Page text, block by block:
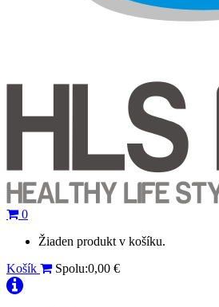
0
Žiaden produkt v košíku.
Košík
Spolu:0,00 €